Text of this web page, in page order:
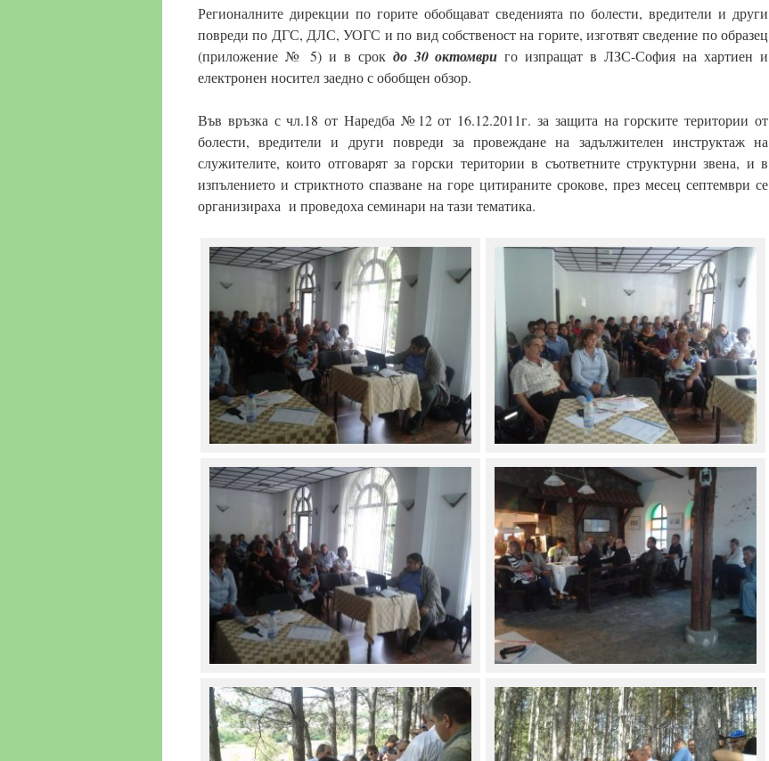
Регионалните дирекции по горите обобщават сведенията по болести, вредители и други
повреди по ДГС, ДЛС, УОГС и по вид собственост на горите, изготвят сведение по образец
(приложение № 5) и в срокдо 30 октомври го изпращат в ЛЗС-София на хартиен и
електронен носител заедно с обобщен обзор.
Във връзка с чл.18 от Наредба №12 от 16.12.2011г. за защита на горските територии от
болести, вредители и други повреди за провеждане на задължителен инструктаж на
служителите, които отговарят за горски територии в съответните структурни звена, и в
изпълението и стриктното спазване на горе цитираните срокове, през месец септември се
организираха и проведоха семинари на тази тематика.